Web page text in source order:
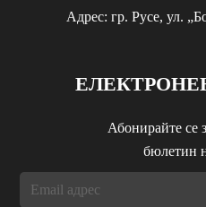
Aдрес: гр. Русе, ул.
Абонирайте се
бюлетин